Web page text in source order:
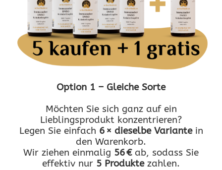
Option 1 – Gleiche Sorte
Möchten Sie sich ganz auf ein
Lieblingsprodukt konzentrieren?
Legen Sie einfach 6 × dieselbe Variantein
den Warenkorb.
Wir ziehen einmalig 56 €ab, sodass Sie
effektiv nur 5 Produkte zahlen.